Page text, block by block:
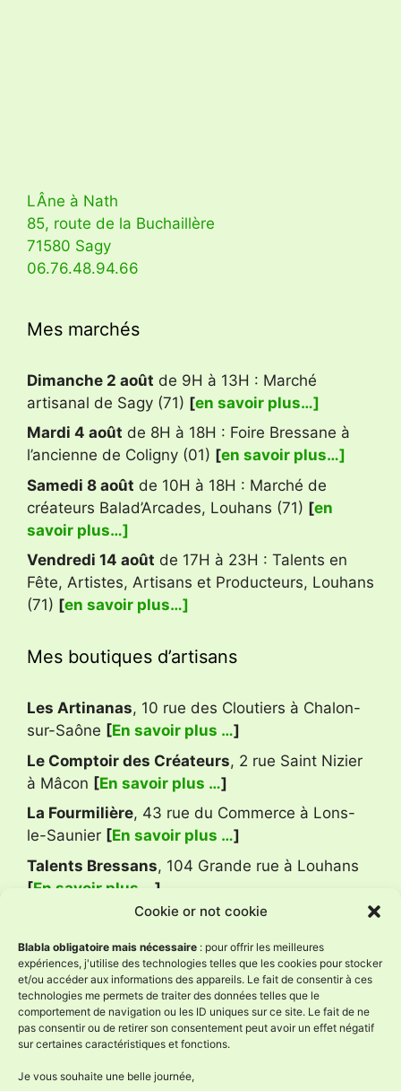
Cookie or not cookie
Blabla obligatoire mais nécessaire : pour offrir les meilleures
expériences, j'utilise des technologies telles que les cookies pour stocker
et/ou accéder aux informations des appareils. Le fait de consentir à ces
technologies me permets de traiter des données telles que le
comportement de navigation ou les ID uniques sur ce site. Le fait de ne
pas consentir ou de retirer son consentement peut avoir un effet négatif
sur certaines caractéristiques et fonctions.
Je vous souhaite une belle journée,
LÂne à Nath
85, route de la Buchaillère
71580 Sagy
06.76.48.94.66
Mes marchés
Dimanche 2 août de 9H à 13H : Marché
artisanal de Sagy (71) [en savoir plus…]
Mardi 4 août de 8H à 18H : Foire Bressane à
l’ancienne de Coligny (01) [en savoir plus…]
Samedi 8 août de 10H à 18H : Marché de
créateurs Balad’Arcades, Louhans (71) [en
savoir plus…]
Vendredi 14 août de 17H à 23H : Talents en
Fête, Artistes, Artisans et Producteurs, Louhans
(71) [en savoir plus…]
Mes boutiques d’artisans
Les Artinanas, 10 rue des Cloutiers à Chalon-
sur-Saône [En savoir plus …]
Le Comptoir des Créateurs, 2 rue Saint Nizier
à Mâcon [En savoir plus …]
La Fourmilière, 43 rue du Commerce à Lons-
le-Saunier [En savoir plus …]
Talents Bressans, 104 Grande rue à Louhans
[En savoir plus … ]
Avis Google
L'Âne à Nath
4.9
Basé sur 59 avis
powered byG oogle
évaluez-nous sur